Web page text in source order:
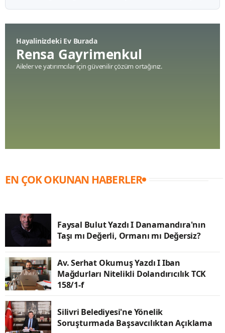
Hayalinizdeki Ev Burada
Rensa Gayrimenkul
Aileler ve yatırımcılar için güvenilir çözüm ortağınız.
EN ÇOK OKUNAN HABERLER
Faysal Bulut Yazdı I Danamandıra'nın
Taşı mı Değerli, Ormanı mı Değersiz?
Av. Serhat Okumuş Yazdı I Iban
Mağdurları Nitelikli Dolandırıcılık TCK
158/1-f
Silivri Belediyesi'ne Yönelik
Soruşturmada Başsavcılıktan Açıklama